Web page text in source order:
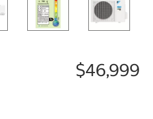
$46,999